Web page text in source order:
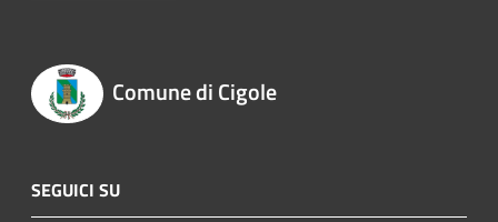
Comune di Cigole
SEGUICI SU